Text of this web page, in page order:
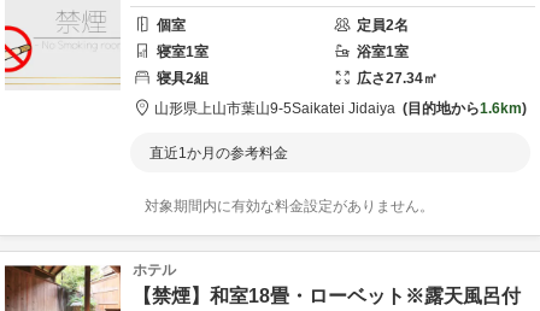
個室 定員2名
寝室1室 浴室1室
寝具2組 広さ27.34㎡
山形県上山市葉山9-5Saikatei Jidaiya 目的地から1.6km
直近1か月の参考料金
対象期間内に有効な料金設定がありません。
ホテル
【禁煙】和室18畳・ローベット※露天風呂付